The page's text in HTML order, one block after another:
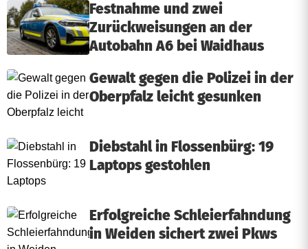
Festnahme und zwei
Zurückweisungen an der
Autobahn A6 bei Waidhaus
Gewalt gegen die Polizei in der
Oberpfalz leicht gesunken
Diebstahl in Flossenbürg: 19
Laptops gestohlen
Erfolgreiche Schleierfahndung
in Weiden sichert zwei Pkws